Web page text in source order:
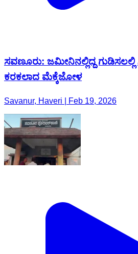
ಸವಣೂರು: ಜಮೀನಿನಲ್ಲಿದ್ದ
ಕರಕಲಾದ ಮೆಕ್ಕೆಜೋಳ
Savanur, Haveri | Feb 19, 2026